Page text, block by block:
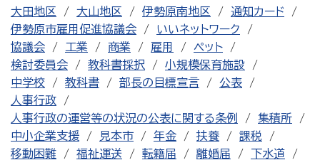
大田地区
大山地区 伊勢原南地区
通知カード
伊勢原市雇用促進協議会
いいネットワーク
協議会
工業 商業 雇用
ペット
検討委員会
教科書採択
小規模保育施設
中学校
教科書 部長の目標宣言
公表
人事行政
人事行政の運営等の状況の公表に関する条例
集積所
中小企業支援
見本市 年金 扶養
課税
移動困難
福祉運送 転籍届 離婚届
下水道